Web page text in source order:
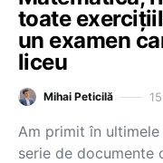
toate
un examen
liceu
Mihai Peticilă
Am primit în
serie de documente